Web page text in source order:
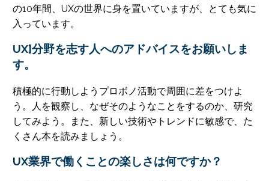
の10年間、UXの世界に身を置いていますが、とても気に
入っています。
UX]分野を志す人へのアドバイスをお願いしま
す。
積極的に行動しようプロボノ活動で周囲に差をつけよ
う。人を観察し、なぜそのようなことをするのか、研究
してみよう。また、新しい技術やトレンドに敏感で、た
くさん本を読みましょう。
UX業界で働くことの楽しさは何ですか？